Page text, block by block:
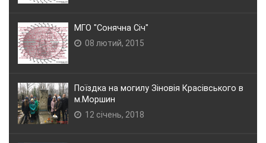
МГО "Сонячна Січ"
08 лютий, 2015
Поїздка на могилу Зіновія Красівського в
м.Моршин
12 січень, 2018